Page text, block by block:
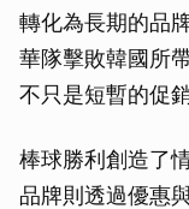
轉化為長期的品
華隊擊敗韓國所
不只是短暫的促
棒球勝利創造了
品牌則透過優惠